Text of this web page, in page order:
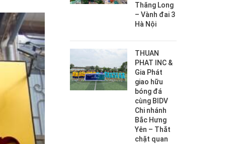
Thăng Long
– Vành đai 3
Hà Nội
THUAN
PHAT INC &
Gia Phát
giao hữu
bóng đá
cùng BIDV
Chi nhánh
Bắc Hưng
Yên – Thắt
chặt quan